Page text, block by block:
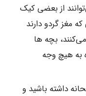
از بعضی کیک
مغز گردو دارند
بچه ها
به هیچ وجه
داشته باشید و